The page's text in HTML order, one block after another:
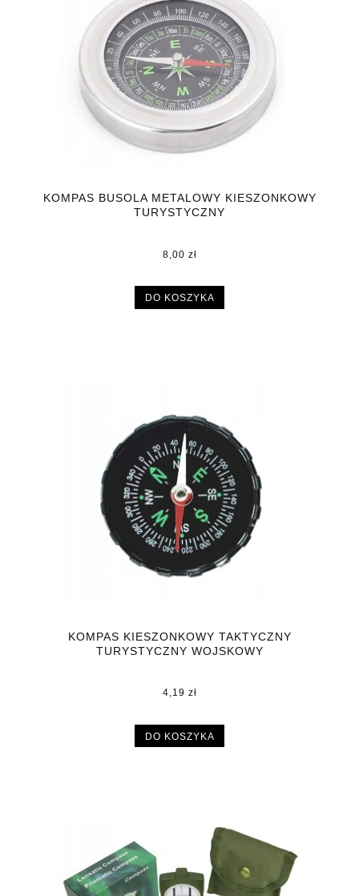
KOMPAS BUSOLA METALOWY KIESZONKOWY
TURYSTYCZNY
8,00 zł
DO KOSZYKA
KOMPAS KIESZONKOWY TAKTYCZNY
TURYSTYCZNY WOJSKOWY
4,19 zł
DO KOSZYKA